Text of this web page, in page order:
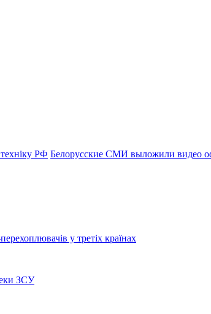
РФ Белорусские СМИ выложили видео
у третіх країнах
ЗСУ